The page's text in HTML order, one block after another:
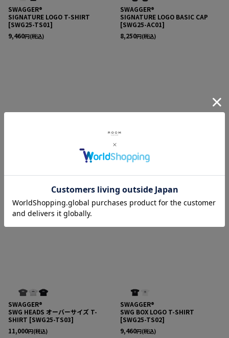
SWAGGER®
SIGNATURE LOGO T-SHIRT
[SWG25-TS01]
9,460円(税込)
SWAGGER®
SIGNATURE LOGO BASIC CAP
[SWG25-AC01]
8,250円(税込)
INFLUENCER オーバーサイズ T-
SWAGGER®
CIRCLE LOGO オーバーサイズ T-
SWAGGER®
SWG HEADS オーバーサイズ T-
SHIRT [SWG25-TS03]
11,000円(税込)
SWAGGER®
SWG BOX LOGO T-SHIRT
[SWG25-TS02]
9,460円(税込)